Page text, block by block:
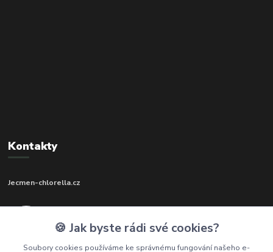
Kontakty
Jecmen-chlorella.cz
(Po-Pá, 9-17 hod.)
🍪 Jak byste rádi své cookies?
Soubory cookies používáme ke správnému fungování našeho e-